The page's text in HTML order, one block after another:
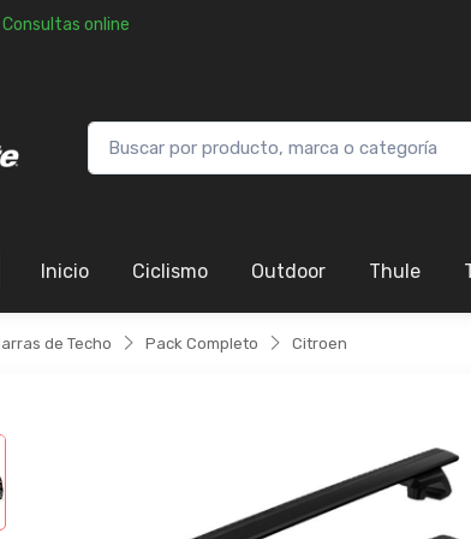
Consultas online
Inicio Ciclismo Outdoor Thule
de Techo Pack Completo Citroen